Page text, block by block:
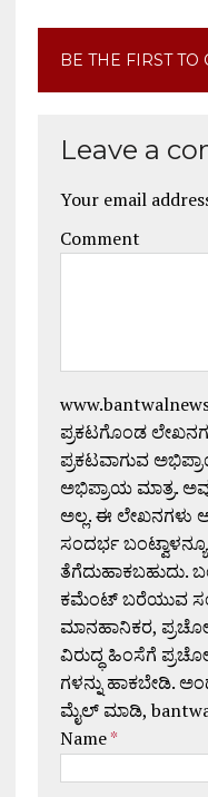
BE THE FIRST TO
Leave a
Your email
Comment
ಪ್ರಕಟಗೊಂಡ
ಪ್ರಕಟವಾಗುವ
ಅಭಿಪ್ರಾಯ ಮಾತ್ರ.
ಅಲ್ಲ. ಈ ಲೇಖನಗಳು
ಸಂದರ್ಭ
ತೆಗೆದುಹಾಕಬಹುದು.
ಕಮೆಂಟ್ ಬರೆಯುವ
ಮಾನಹಾನಿಕರ,
ವಿರುದ್ಧ ಹಿಂಸೆಗೆ
ಗಳನ್ನು ಹಾಕಬೇಡಿ.
ಮೈಲ್ ಮಾಡಿ,
Name*